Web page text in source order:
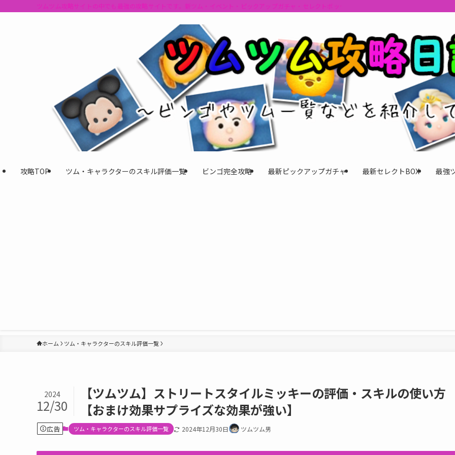
ツムツム攻略サイトの中でも最強の攻略サイトです。新ツム・イベント・ピックアップガチャ・セレクトボックスの情報を最速で提供しビンゴの
攻略TOP ツム・キャラクターのスキル評価一覧 ビンゴ完全攻略 最新ピックアップガチャ 最新セレクトBOX 最強
ホーム ツム・キャラクターのスキル評価一覧
【ツムツム】ストリートスタイルミッキーの評価・スキルの使い方
【おまけ効果サプライズな効果が強い】
2024
12/30
広告 ツム・キャラクターのスキル評価一覧 2024年12月30日 ツムツム男